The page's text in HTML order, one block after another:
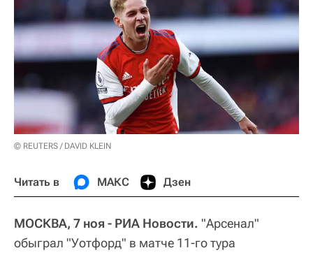
© REUTERS / DAVID KLEIN
Читать в МАКС Дзен
МОСКВА, 7 ноя - РИА Новости. "Арсенал"
обыграл "Уотфорд" в матче 11-го тура